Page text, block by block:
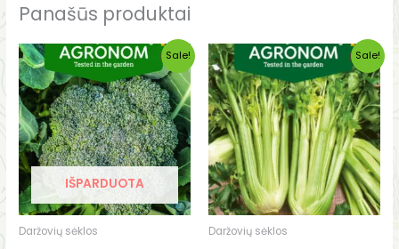
Panašūs produktai
Sale!
IŠPARDUOTA
Daržovių sėklos
Original
price
was:
€0.49.
Current
price
is:
€0.23.
Sale!
Daržovių sėklos
Original
price
was:
€0.49.
Current
price
is:
€0.35.